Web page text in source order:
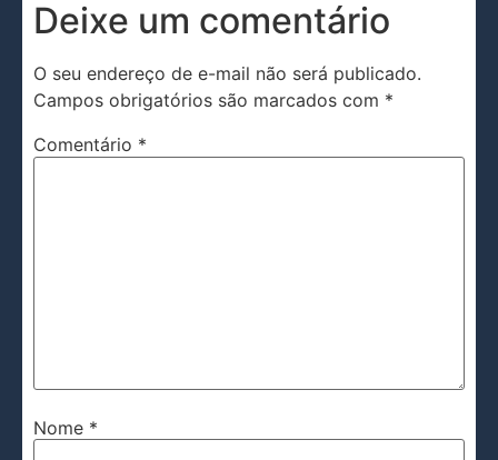
Deixe um comentário
O seu endereço de e-mail não será publicado.
Campos obrigatórios são marcados com *
Comentário *
Nome *